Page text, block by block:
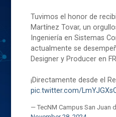
Tuvimos el honor de
Martínez Tovar, un
Ingeniería en Sistemas
actualmente se
Designer y Producer en
¡Directamente desde el
pic.twitter.com/
— TecNM Campus San Juan